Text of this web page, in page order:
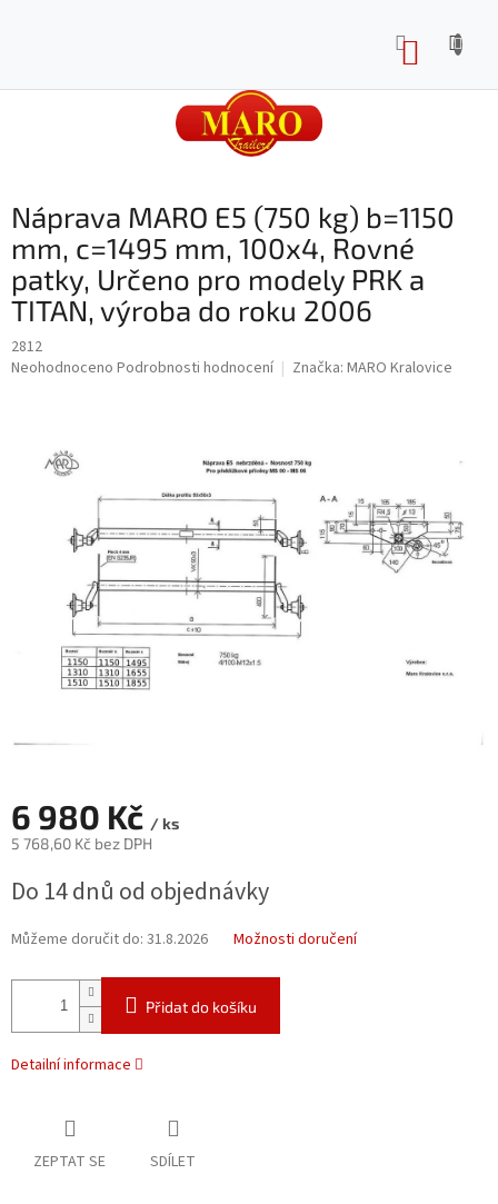
Náprava MARO E5 (750 kg) b=1150
mm, c=1495 mm, 100x4, Rovné
patky, Určeno pro modely PRK a
TITAN, výroba do roku 2006
2812
Průměrné
Neohodnoceno Podrobnosti hodnocení Značka: MARO Kralovice
6 980 Kč / ks
5 768,60 Kč bez DPH
cena:
Do 14 dnů od objednávky
Můžeme doručit do: 31.8.2026 Možnosti doručení
Přidat do košíku
Detailní informace
ZEPTAT SE SDÍLET